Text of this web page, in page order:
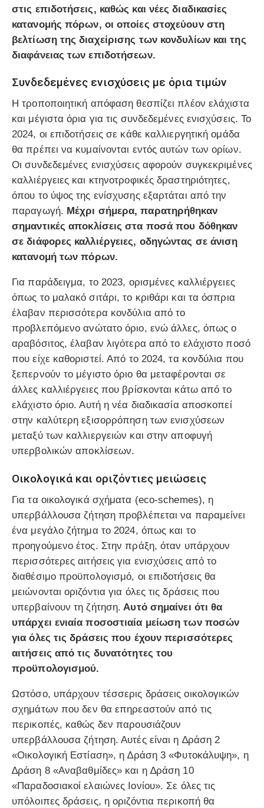
στις επιδοτήσεις, καθώς και νέες διαδικασίες
κατανομής πόρων, οι οποίες στοχεύουν στη
βελτίωση της διαχείρισης των κονδυλίων και της
διαφάνειας των επιδοτήσεων.
Συνδεδεμένες ενισχύσεις με όρια τιμών
Η τροποποιητική απόφαση θεσπίζει πλέον ελάχιστα
και μέγιστα όρια για τις συνδεδεμένες ενισχύσεις. Το
2024, οι επιδοτήσεις σε κάθε καλλιεργητική ομάδα
θα πρέπει να κυμαίνονται εντός αυτών των ορίων.
Οι συνδεδεμένες ενισχύσεις αφορούν συγκεκριμένες
καλλιέργειες και κτηνοτροφικές δραστηριότητες,
όπου το ύψος της ενίσχυσης εξαρτάται από την
παραγωγή. Μέχρι σήμερα, παρατηρήθηκαν
σημαντικές αποκλίσεις στα ποσά που δόθηκαν
σε διάφορες καλλιέργειες, οδηγώντας σε άνιση
κατανομή των πόρων.
Για παράδειγμα, το 2023, ορισμένες καλλιέργειες
όπως το μαλακό σιτάρι, το κριθάρι και τα όσπρια
έλαβαν περισσότερα κονδύλια από το
προβλεπόμενο ανώτατο όριο, ενώ άλλες, όπως ο
αραβόσιτος, έλαβαν λιγότερα από το ελάχιστο ποσό
που είχε καθοριστεί. Από το 2024, τα κονδύλια που
ξεπερνούν το μέγιστο όριο θα μεταφέρονται σε
άλλες καλλιέργειες που βρίσκονται κάτω από το
ελάχιστο όριο. Αυτή η νέα διαδικασία αποσκοπεί
στην καλύτερη εξισορρόπηση των ενισχύσεων
μεταξύ των καλλιεργειών και στην αποφυγή
υπερβολικών αποκλίσεων.
Οικολογικά και οριζόντιες μειώσεις
Για τα οικολογικά σχήματα (eco-schemes), η
υπερβάλλουσα ζήτηση προβλέπεται να παραμείνει
ένα μεγάλο ζήτημα το 2024, όπως και το
προηγούμενο έτος. Στην πράξη, όταν υπάρχουν
περισσότερες αιτήσεις για ενισχύσεις από το
διαθέσιμο προϋπολογισμό, οι επιδοτήσεις θα
μειώνονται οριζόντια για όλες τις δράσεις που
υπερβαίνουν τη ζήτηση. Αυτό σημαίνει ότι θα
υπάρχει ενιαία ποσοστιαία μείωση των ποσών
για όλες τις δράσεις που έχουν περισσότερες
αιτήσεις από τις δυνατότητες του
προϋπολογισμού.
Ωστόσο, υπάρχουν τέσσερις δράσεις οικολογικών
σχημάτων που δεν θα επηρεαστούν από τις
περικοπές, καθώς δεν παρουσιάζουν
υπερβάλλουσα ζήτηση. Αυτές είναι η ∆ράση 2
«Οικολογική Εστίαση», η ∆ράση 3 «Φυτοκάλυψη», η
∆ράση 8 «Αναβαθμίδες» και η ∆ράση 10
«Παραδοσιακοί ελαιώνες Ιονίου». Σε όλες τις
υπόλοιπες δράσεις, η οριζόντια περικοπή θα